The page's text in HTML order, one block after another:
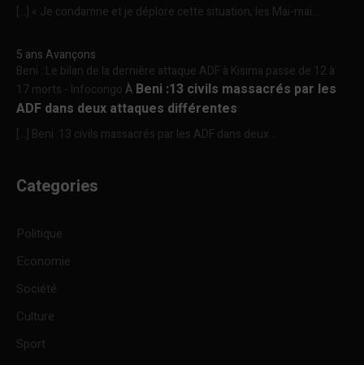
[…] « Je condamne et je déplore cette situation, les Mai-mai...
5 ans Avançons
Beni : Le bilan de la dernière attaque ADF à Kisima passe de 12 à
17 morts - InfocongoÀ Beni :13 civils massacrés par les
ADF dans deux attaques différentes
[…] Beni :13 civils massacrés par les ADF dans deux...
Categories
Politique
Economie
Société
Culture
Sport